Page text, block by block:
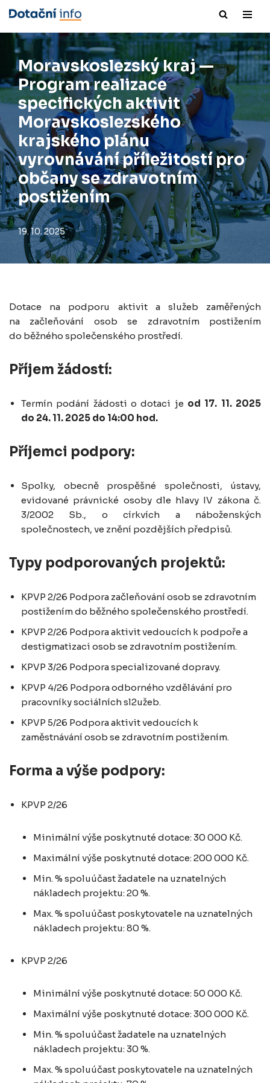
Přeskočit
na
obsah
Moravskoslezský kraj —
Program realizace
specifických aktivit
Moravskoslezského
krajského plánu
vyrovnávání příležitostí pro
občany se zdravotním
postižením
19. 10. 2025
Dotace na podporu aktivit a služeb zaměřených
na začleňování osob se zdravotním postižením
do běžného společenského prostředí.
Příjem žádostí:
Termín podání žádosti o dotaci je od 17. 11. 2025
do 24. 11. 2025 do 14:00 hod.
Příjemci podpory:
Spolky, obecně prospěšné společnosti, ústavy,
evidované právnické osoby dle hlavy IV zákona č.
3/2002 Sb., o církvích a náboženských
společnostech, ve znění pozdějších předpisů.
Typy podporovaných projektů:
KPVP 2/26 Podpora začleňování osob se zdravotním
postižením do běžného společenského prostředí.
KPVP 2/26 Podpora aktivit vedoucích k podpoře a
destigmatizaci osob se zdravotním postižením.
KPVP 3/26 Podpora specializované dopravy.
KPVP 4/26 Podpora odborného vzdělávání pro
pracovníky sociálních sl2užeb.
KPVP 5/26 Podpora aktivit vedoucích k
zaměstnávání osob se zdravotním postižením.
Forma a výše podpory:
KPVP 2/26
Minimální výše poskytnuté dotace: 30 000 Kč.
Maximální výše poskytnuté dotace: 200 000 Kč.
Min. % spoluúčast žadatele na uznatelných
nákladech projektu: 20 %.
Max. % spoluúčast poskytovatele na uznatelných
nákladech projektu: 80 %.
KPVP 2/26
Minimální výše poskytnuté dotace: 50 000 Kč.
Maximální výše poskytnuté dotace: 300 000 Kč.
Min. % spoluúčast žadatele na uznatelných
nákladech projektu: 30 %.
Max. % spoluúčast poskytovatele na uznatelných